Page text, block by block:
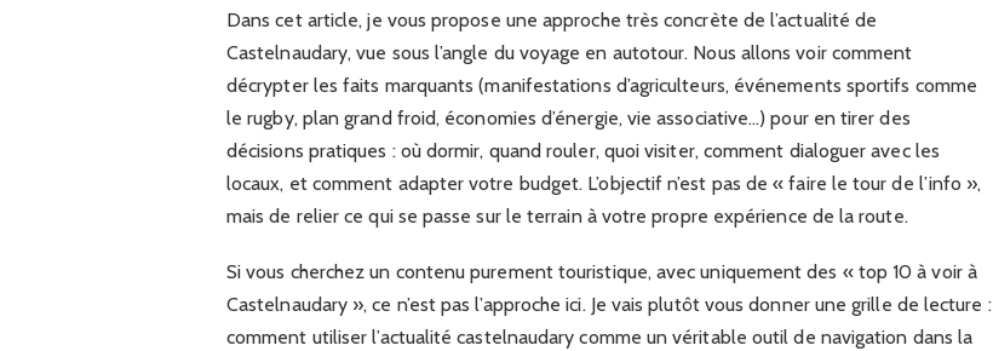
Dans cet article, je vous propose une approche très concrète de l’actualité de
Castelnaudary, vue sous l’angle du voyage en autotour. Nous allons voir comment
décrypter les faits marquants (manifestations d’agriculteurs, événements sportifs comme
le rugby, plan grand froid, économies d’énergie, vie associative…) pour en tirer des
décisions pratiques : où dormir, quand rouler, quoi visiter, comment dialoguer avec les
locaux, et comment adapter votre budget. L’objectif n’est pas de « faire le tour de l’info »,
mais de relier ce qui se passe sur le terrain à votre propre expérience de la route.
Si vous cherchez un contenu purement touristique, avec uniquement des « top 10 à voir à
Castelnaudary », ce n’est pas l’approche ici. Je vais plutôt vous donner une grille de lecture :
comment utiliser l’actualité castelnaudary comme un véritable outil de navigation dans la